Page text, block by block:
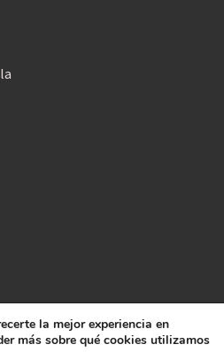
– Todos los derechos reservados
la mejor experiencia en
más sobre qué cookies utilizamos